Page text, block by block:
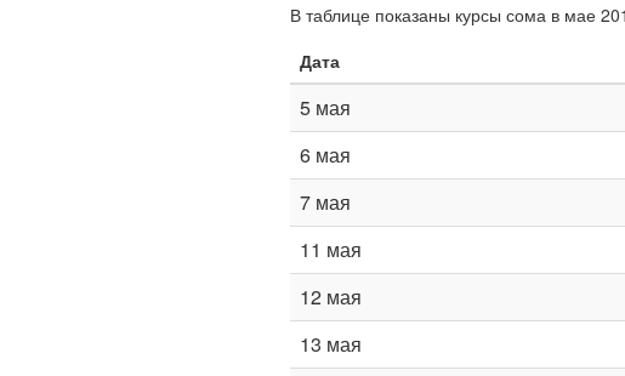
В таблице показаны курсы сома в мае
Дата
5 мая
6 мая
7 мая
11 мая
12 мая
13 мая